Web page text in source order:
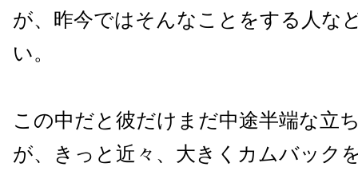
が、昨今ではそんなことをする人な
い。
この中だと彼だけまだ中途半端な立
が、きっと近々、大きくカムバック